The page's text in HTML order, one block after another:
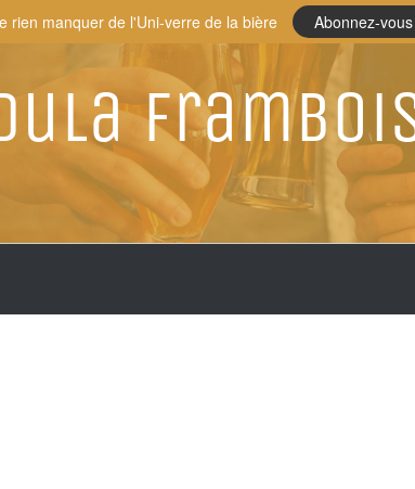
rien manquer de l'Uni-verre de la bière Abonnez-